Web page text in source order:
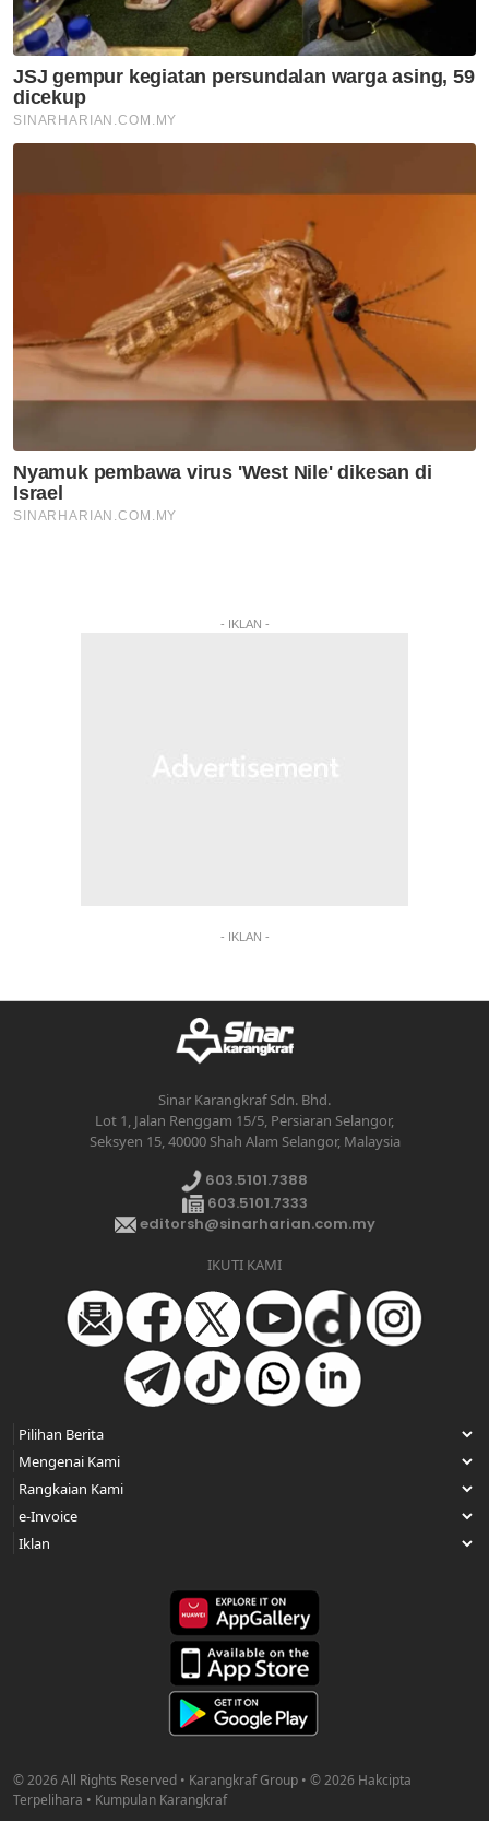
- IKLAN -
- IKLAN -
Sinar Karangkraf Sdn. Bhd.
Lot 1, Jalan Renggam 15/5, Persiaran Selangor,
Seksyen 15, 40000 Shah Alam Selangor, Malaysia
603.5101.7388
603.5101.7333
editorsh@sinarharian.com.my
IKUTI KAMI
© 2026 All Rights Reserved • Karangkraf Group • © 2026 Hakcipta
Terpelihara • Kumpulan Karangkraf